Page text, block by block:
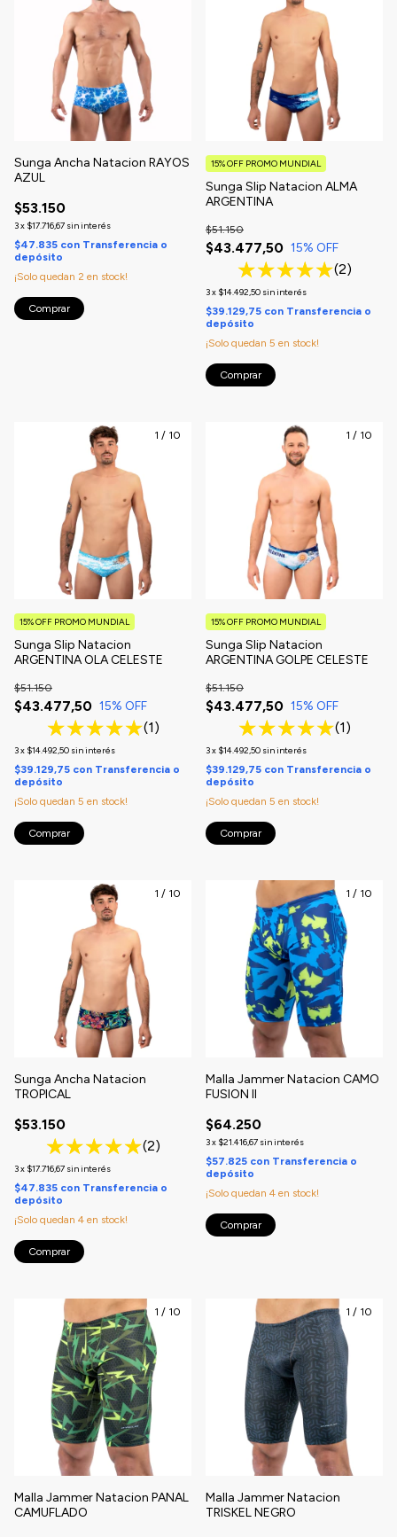
Sunga Ancha Natacion RAYOS
AZUL
$53.150
3x $17.716,67 sin interés
$47.835 con Transferencia o
depósito
¡Solo quedan 2 en stock!
Comprar
Sunga Slip Natacion ALMA
ARGENTINA
$43.477,50
$51.150
15% OFF
(2)
3x $14.492,50 sin interés
15% OFF PROMO MUNDIAL
$39.129,75 con Transferencia o
depósito
¡Solo quedan 5 en stock!
Comprar
1 / 10
Sunga Slip Natacion
ARGENTINA OLA CELESTE
$43.477,50
$51.150
15% OFF
(1)
3x $14.492,50 sin interés
15% OFF PROMO MUNDIAL
$39.129,75 con Transferencia o
depósito
¡Solo quedan 5 en stock!
Comprar
1 / 10
Sunga Slip Natacion
ARGENTINA GOLPE CELESTE
$43.477,50
$51.150
15% OFF
(1)
3x $14.492,50 sin interés
15% OFF PROMO MUNDIAL
$39.129,75 con Transferencia o
depósito
¡Solo quedan 5 en stock!
Comprar
1 / 10
Sunga Ancha Natacion
TROPICAL
$53.150
(2)
3x $17.716,67 sin interés
$47.835 con Transferencia o
depósito
¡Solo quedan 4 en stock!
Comprar
1 / 10
Malla Jammer Natacion CAMO
FUSION II
$64.250
3x $21.416,67 sin interés
$57.825 con Transferencia o
depósito
¡Solo quedan 4 en stock!
Comprar
1 / 10
Malla Jammer Natacion PANAL
CAMUFLADO
1 / 10
Malla Jammer Natacion
TRISKEL NEGRO